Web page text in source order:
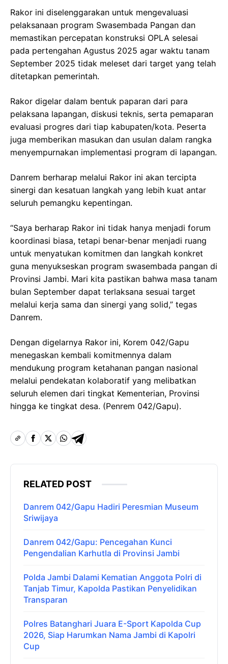
Rakor ini diselenggarakan untuk mengevaluasi
pelaksanaan program Swasembada Pangan dan
memastikan percepatan konstruksi OPLA selesai
pada pertengahan Agustus 2025 agar waktu tanam
September 2025 tidak meleset dari target yang telah
ditetapkan pemerintah.
Rakor digelar dalam bentuk paparan dari para
pelaksana lapangan, diskusi teknis, serta pemaparan
evaluasi progres dari tiap kabupaten/kota. Peserta
juga memberikan masukan dan usulan dalam rangka
menyempurnakan implementasi program di lapangan.
Danrem berharap melalui Rakor ini akan tercipta
sinergi dan kesatuan langkah yang lebih kuat antar
seluruh pemangku kepentingan.
“Saya berharap Rakor ini tidak hanya menjadi forum
koordinasi biasa, tetapi benar-benar menjadi ruang
untuk menyatukan komitmen dan langkah konkret
guna menyukseskan program swasembada pangan di
Provinsi Jambi. Mari kita pastikan bahwa masa tanam
bulan September dapat terlaksana sesuai target
melalui kerja sama dan sinergi yang solid,” tegas
Danrem.
Dengan digelarnya Rakor ini, Korem 042/Gapu
menegaskan kembali komitmennya dalam
mendukung program ketahanan pangan nasional
melalui pendekatan kolaboratif yang melibatkan
seluruh elemen dari tingkat Kementerian, Provinsi
hingga ke tingkat desa. (Penrem 042/Gapu).
RELATED POST
Danrem 042/Gapu Hadiri Peresmian Museum
Sriwijaya
Danrem 042/Gapu: Pencegahan Kunci
Pengendalian Karhutla di Provinsi Jambi
Polda Jambi Dalami Kematian Anggota Polri di
Tanjab Timur, Kapolda Pastikan Penyelidikan
Transparan
Polres Batanghari Juara E-Sport Kapolda Cup
2026, Siap Harumkan Nama Jambi di Kapolri
Cup